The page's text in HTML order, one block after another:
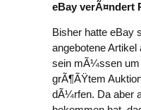
eBay verÃ¤ndert
Bisher hatte eBay
angebotene
sein mÃ¼ssen um
grÃ¶ÃŸtem
dÃ¼rfen. Da aber